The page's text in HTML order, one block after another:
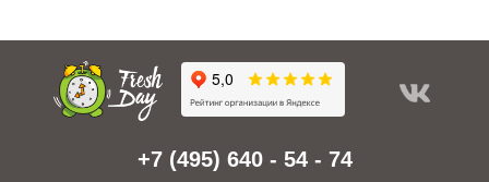
+7 (495) 640 - 54 - 74